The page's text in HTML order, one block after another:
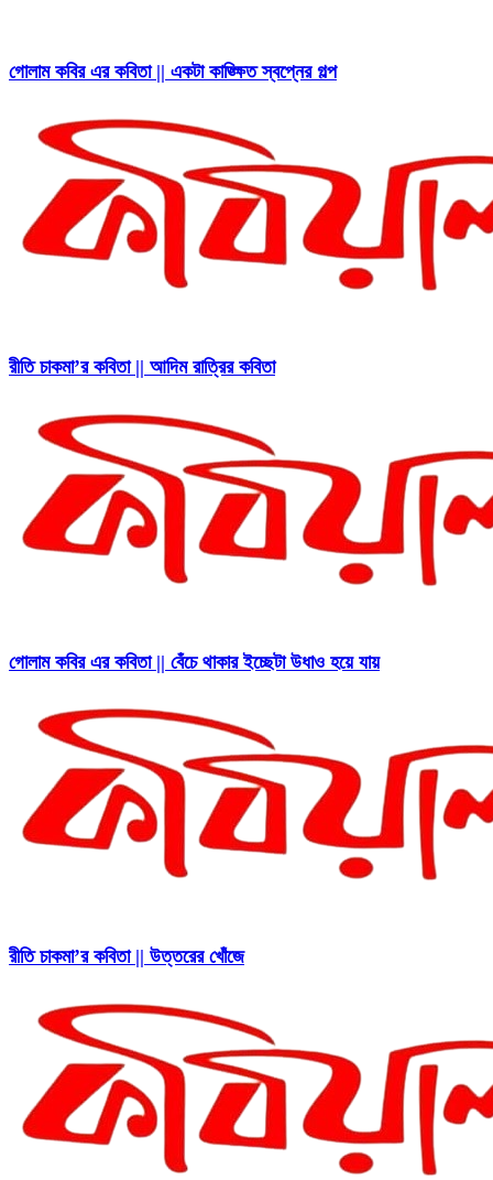
গোলাম কবির এর কবিতা || একটা কাঙ্ক্ষিত স্বপ্নের গল্প
রীতি চাকমা’র কবিতা || আদিম রাত্রির কবিতা
গোলাম কবির এর কবিতা || বেঁচে থাকার ইচ্ছেটা উধাও হয়ে যায়
রীতি চাকমা’র কবিতা || উত্তরের খোঁজে